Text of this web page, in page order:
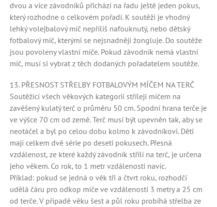
dvou a více závodníků přichází na řadu ještě jeden pokus,
který rozhodne o celkovém pořadí. K soutěži je vhodný
lehký volejbalový míč nepříliš nafouknutý, nebo dětský
fotbalový míč, kterými se nejsnadněji žongluje. Do soutěže
jsou povoleny vlastní míče. Pokud závodník nemá vlastní
míč, musí si vybrat z těch dodaných pořadatelem soutěže.
13. PŘESNOST STŘELBY FOTBALOVÝM MÍČEM NA TERČ
Soutěžící všech věkových kategorií střílejí míčem na
zavěšený kulatý terč o průměru 50 cm. Spodní hrana terče je
ve výšce 70 cm od země. Terč musí být upevněn tak, aby se
neotáčel a byl po celou dobu kolmo k závodníkovi. Děti
mají celkem dvě série po deseti pokusech. Přesná
vzdálenost, ze které každý závodník střílí na terč, je určena
jeho věkem. Co rok, to 1 metr vzdálenosti navíc.
Příklad: pokud se jedná o věk tři a čtvrt roku, rozhodčí
udělá čáru pro odkop míče ve vzdálenosti 3 metry a 25 cm
od terče. V případě věku šest a půl roku probíhá střelba ze